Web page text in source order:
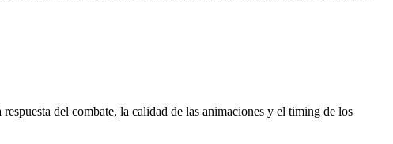
del combate, la calidad de las animaciones y el timing de los